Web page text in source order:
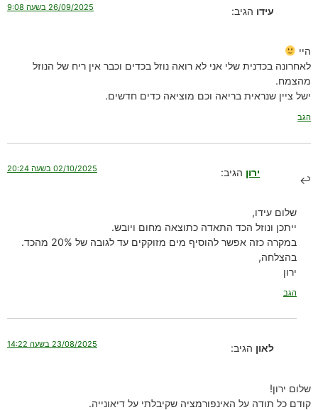
עידו הגיב: 26/09/2025 בשעה 9:08
היי
לאחרונה בכדנית שלי אני לא רואה נוזל בכדים וכבר אין ריח של הנוזל
מהצמח.
ישל ציין שנראית בריאה וכם מוציאה כדים חדשים.
הגב
ירון הגיב: 02/10/2025 בשעה 20:24
שלום עידו,
ייתכן ונוזל הכד התאדה כתוצאה מחום ויובש.
במקרה כזה אפשר להוסיף מים מזוקקים עד לגובה של 20% מהכד.
בהצלחה,
ירון
הגב
לאון הגיב: 23/08/2025 בשעה 14:22
שלום ירון!
קודם כל תודה על האינפורמציה שקיבלתי על דיאונייה.